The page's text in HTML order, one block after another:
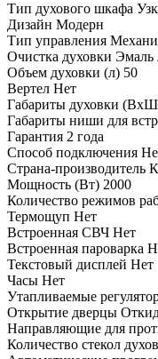
Тип духового шкафа
Дизайн Модерн
Тип управления
Очистка духовки Эмаль
Объем духовки (л) 50
Вертел Нет
Габариты духовки
Габариты ниши для
Гарантия 2 года
Способ подключения
Страна-производитель
Мощность (Вт) 2000
Количество режимов
Термощуп Нет
Встроенная СВЧ Нет
Встроенная пароварка
Текстовый дисплей Нет
Часы Нет
Утапливаемые
Открытие дверцы
Направляющие для
Количество стекол